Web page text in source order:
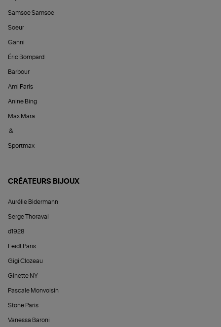
Samsoe Samsoe
Soeur
Ganni
Éric Bompard
Barbour
Ami Paris
Anine Bing
Max Mara
&
Sportmax
CRÉATEURS BIJOUX
Aurélie Bidermann
Serge Thoraval
d1928
Feidt Paris
Gigi Clozeau
Ginette NY
Pascale Monvoisin
Stone Paris
Vanessa Baroni